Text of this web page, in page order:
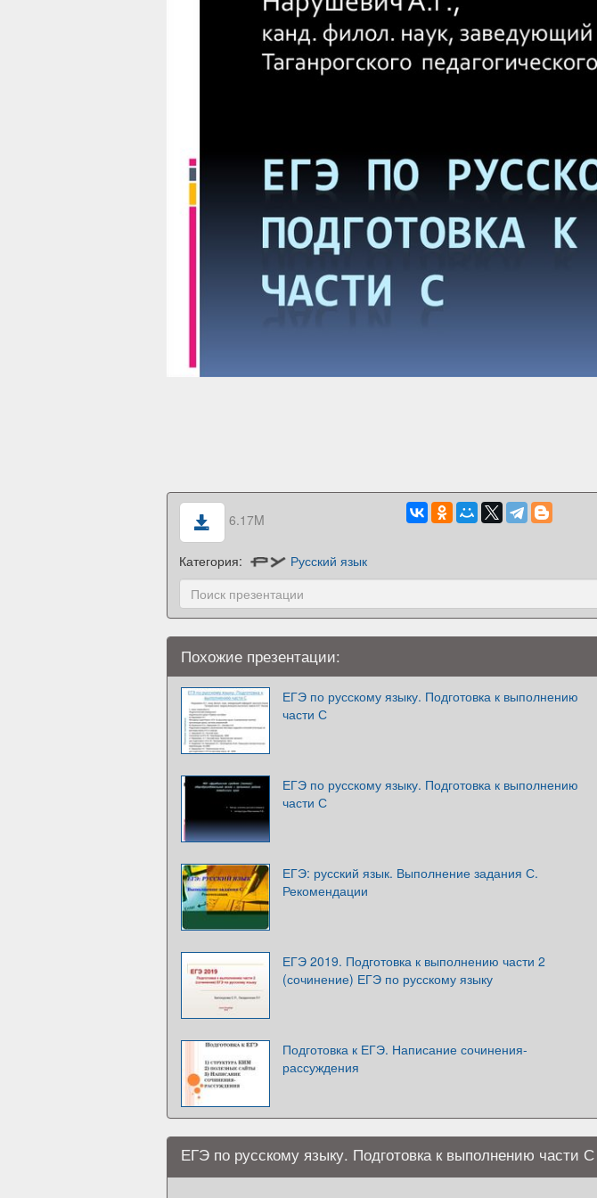
6.17M
Категория: Русский язык
Похожие презентации:
ЕГЭ по русскому языку. Подготовка к выполнению
части С
ЕГЭ по русскому языку. Подготовка к выполнению
части С
ЕГЭ: русский язык. Выполнение задания С.
Рекомендации
ЕГЭ 2019. Подготовка к выполнению части 2
(сочинение) ЕГЭ по русскому языку
Подготовка к ЕГЭ. Написание сочинения-
рассуждения
ЕГЭ по русскому языку. Подготовка к выполнению части С